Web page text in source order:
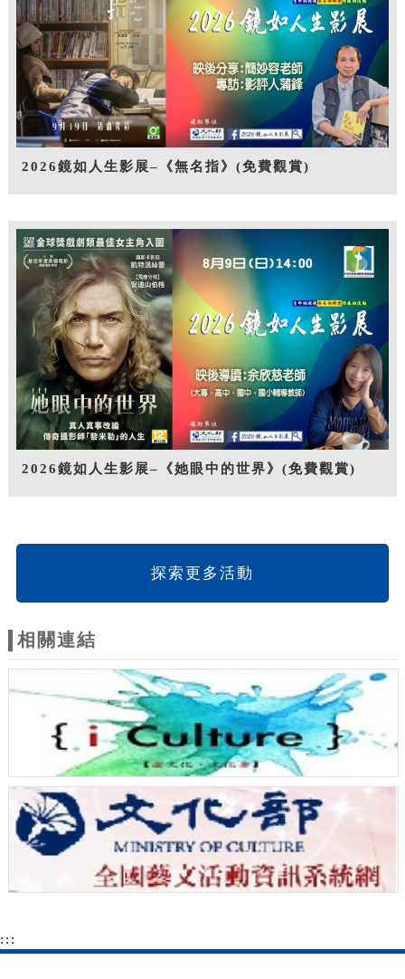
2026鏡如人生影展–《無名指》(免費觀賞)
2026鏡如人生影展–《她眼中的世界》(免費觀賞)
探索更多活動
相關連結
:::